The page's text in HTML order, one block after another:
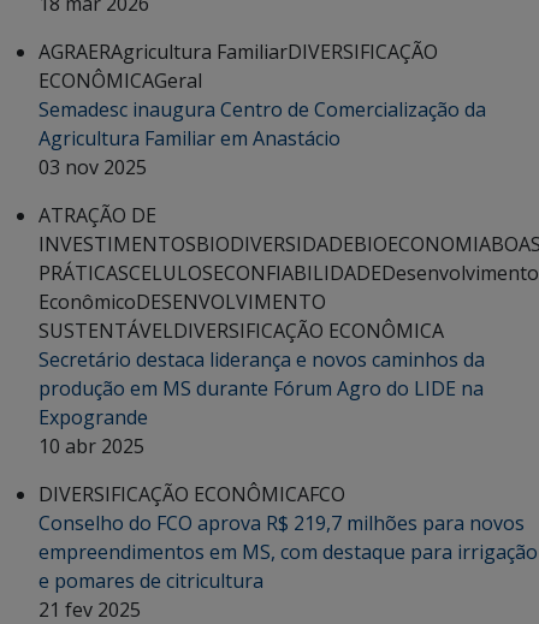
AGRAERAgricultura FamiliarDIVERSIFICAÇÃO
ECONÔMICAGeral
Semadesc inaugura Centro de Comercialização da
Agricultura Familiar em Anastácio
03 nov 2025
ATRAÇÃO DE
INVESTIMENTOSBIODIVERSIDADEBIOECONOMIA
PRÁTICASCELULOSECONFIABILIDADEDesenvolvimento
EconômicoDESENVOLVIMENTO
SUSTENTÁVELDIVERSIFICAÇÃO ECONÔMICA
Secretário destaca liderança e novos caminhos da
produção em MS durante Fórum Agro do LIDE na
Expogrande
10 abr 2025
DIVERSIFICAÇÃO ECONÔMICAFCO
Conselho do FCO aprova R$ 219,7 milhões para novos
empreendimentos em MS, com destaque para irrigação
e pomares de citricultura
21 fev 2025